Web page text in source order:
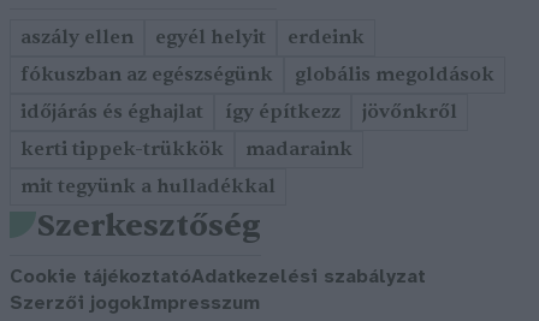
aszály ellen egyél helyit
erdeink
fókuszban az egészségünk
globális megoldások
időjárás és éghajlat
így építkezz
jövőnkről
kerti tippek-trükkök
madaraink
mit tegyünk a hulladékkal
Szerkesztőség
Cookie tájékoztatóAdatkezelési szabályzat
Szerzői jogokImpresszum